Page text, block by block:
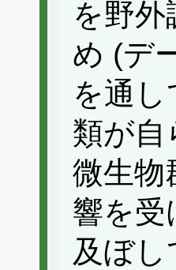
を野
め (デ
を通
類が自
微生物
響を受
及ぼ